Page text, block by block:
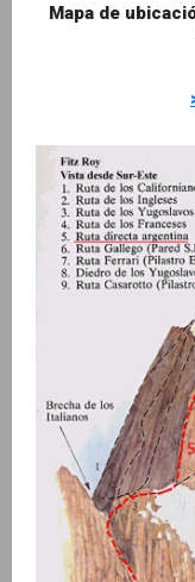
Mapa de